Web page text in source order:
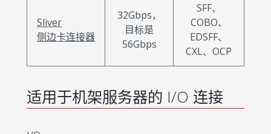
Sliver
侧边卡连接器
32Gbps，
目标是
56Gbps
SFF、
COBO、
EDSFF、
CXL、OCP
适用于机架服务器的 I/O 连接